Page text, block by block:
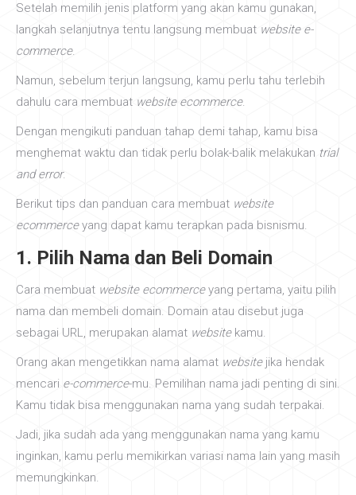
Setelah memilih jenis platform yang akan kamu gunakan,
langkah selanjutnya tentu langsung membuat website e-
commerce.
Namun, sebelum terjun langsung, kamu perlu tahu terlebih
dahulu cara membuat website ecommerce.
Dengan mengikuti panduan tahap demi tahap, kamu bisa
menghemat waktu dan tidak perlu bolak-balik melakukan trial
and error.
Berikut tips dan panduan cara membuat website
ecommerceyang dapat kamu terapkan pada bisnismu.
1. Pilih Nama dan Beli Domain
Cara membuat website ecommerceyang pertama, yaitu pilih
nama dan membeli domain. Domain atau disebut juga
sebagai URL, merupakan alamat websitekamu.
Orang akan mengetikkan nama alamat website jika hendak
mencari e-commerce-mu. Pemilihan nama jadi penting di sini.
Kamu tidak bisa menggunakan nama yang sudah terpakai.
Jadi, jika sudah ada yang menggunakan nama yang kamu
inginkan, kamu perlu memikirkan variasi nama lain yang masih
memungkinkan.